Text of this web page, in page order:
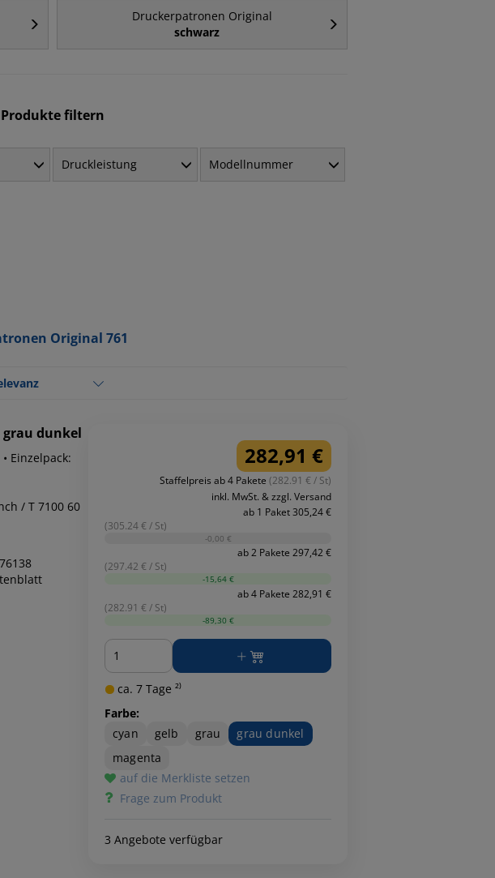
Druckerpatronen Original
schwarz
Produkte filtern
Druckleistung Modellnummer
Original 761
grau dunkel
Einzelpack:
/ T 7100 60
282,91 €
Staffelpreis ab 4 Pakete (282.91 € / St)
inkl. MwSt. & zzgl. Versand
ab 1 Paket 305,24 €
(305.24 € / St)
-0,00 €
ab 2 Pakete 297,42 €
(297.42 € / St)
-15,64 €
ab 4 Pakete 282,91 €
(282.91 € / St)
-89,30 €
Menge
ca. 7 Tage ²⁾
Farbe:
cyan
gelb grau
grau dunkel
magenta
auf die Merkliste setzen
Frage zum Produkt
3 Angebote verfügbar